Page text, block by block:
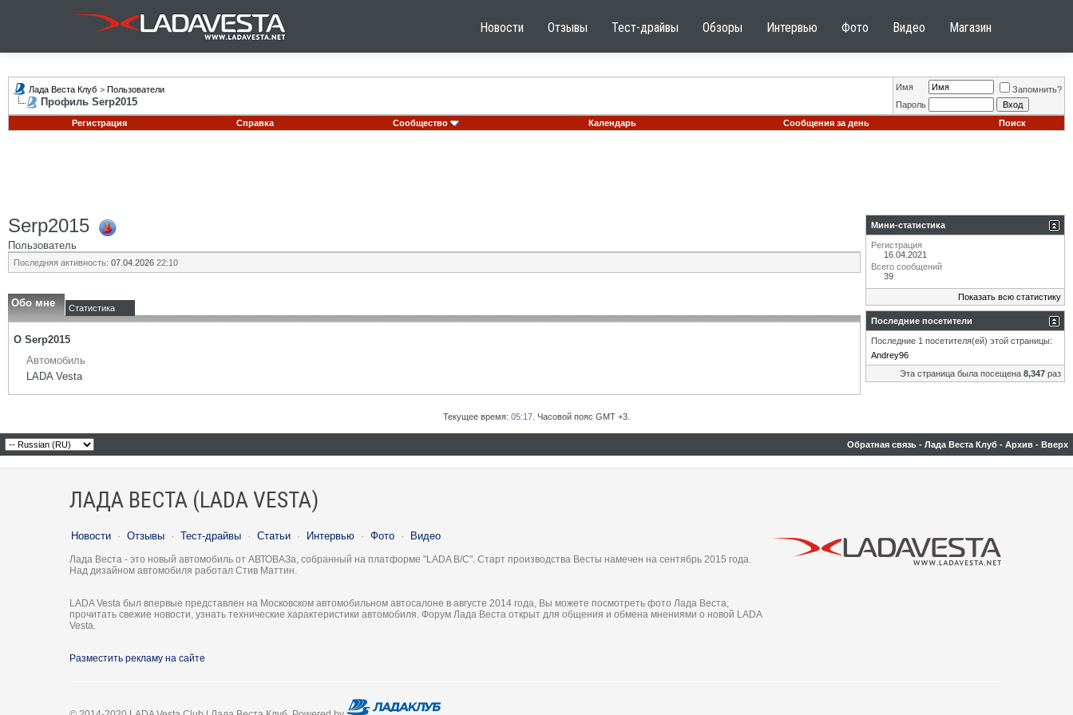
Новости Отзывы Тест-драйвы Обзоры Интервью Фото Видео Магазин
Лада Веста Клуб > Пользователи
Профиль Serp2015
Имя
Запомнить?
Пароль
Регистрация
Справка Сообщество Календарь Сообщения за день Поиск
Serp2015
Пользователь
Последняя активность: 07.04.2026 22:10
Обо мне Статистика
О Serp2015
Автомобиль
LADA Vesta
Мини-статистика
Регистрация
16.04.2021
Всего сообщений
39
Показать всю статистику
Последние посетители
Последние 1 посетителя(ей) этой страницы:
Andrey96
Эта страница была посещена 8,347 раз
Текущее время: 05:17 . Часовой пояс GMT +3.
Обратная связь - Лада Веста Клуб - Архив - Вверх
ЛАДА ВЕСТА (LADA VESTA)
Новости · Отзывы · Тест-драйвы · Статьи · Интервью · Фото · Видео
Лада Веста - это новый автомобиль от АВТОВАЗа, собранный на платформе "LADA B/C". Старт производства Весты намечен на сентябрь 2015 года.
Над дизайном автомобиля работал Стив Маттин.
LADA Vesta был впервые представлен на Московском автомобильном автосалоне в августе 2014 года, Вы можете посмотреть фото Лада Веста,
прочитать свежие новости, узнать технические характеристики автомобиля. Форум Лада Веста открыт для общения и обмена мнениями о новой LADA
Vesta.
Разместить рекламу на сайте